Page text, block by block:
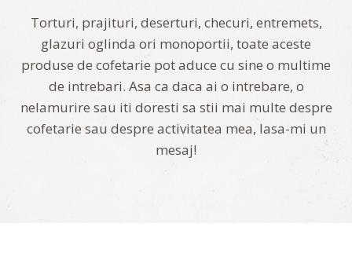
Torturi, prajituri, deserturi, checuri, entremets,
glazuri oglinda ori monoportii, toate aceste
produse de cofetarie pot aduce cu sine o multime
de intrebari. Asa ca daca ai o intrebare, o
nelamurire sau iti doresti sa stii mai multe despre
cofetarie sau despre activitatea mea, lasa-mi un
mesaj!